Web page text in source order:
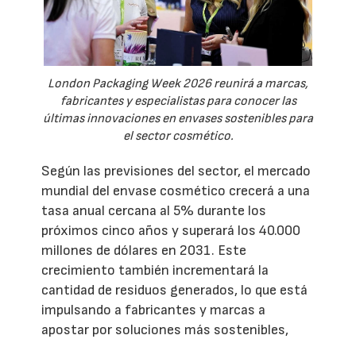
London Packaging Week 2026 reunirá a marcas,
fabricantes y especialistas para conocer las
últimas innovaciones en envases sostenibles para
el sector cosmético.
Según las previsiones del sector, el mercado
mundial del envase cosmético crecerá a una
tasa anual cercana al 5% durante los
próximos cinco años y superará los 40.000
millones de dólares en 2031. Este
crecimiento también incrementará la
cantidad de residuos generados, lo que está
impulsando a fabricantes y marcas a
apostar por soluciones más sostenibles,